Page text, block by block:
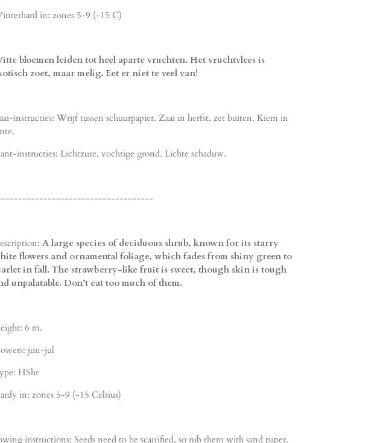
in: zones 5-9 (-15 C)
bloemen leiden tot heel aparte vruchten. Het vruchtvlees is
zoet, maar melig. Eet er niet te veel van!
instructies: Wrijf tussen schuurpapier. Zaai in herfst, zet buiten. Kiem in
instructies: Lichtzure, vochtige grond. Lichte schaduw.
A large species of deciduous shrub, known for its starry
flowers and ornamental foliage, which fades from shiny green to
in fall. The strawberry-like fruit is sweet, though skin is tough
unpalatable. Don’t eat too much of them.
6 m.
jun-jul
HShr
in: zones 5-9 (-15 Celsius)
instructions: Seeds need to be scarrified, so rub them with sand paper.